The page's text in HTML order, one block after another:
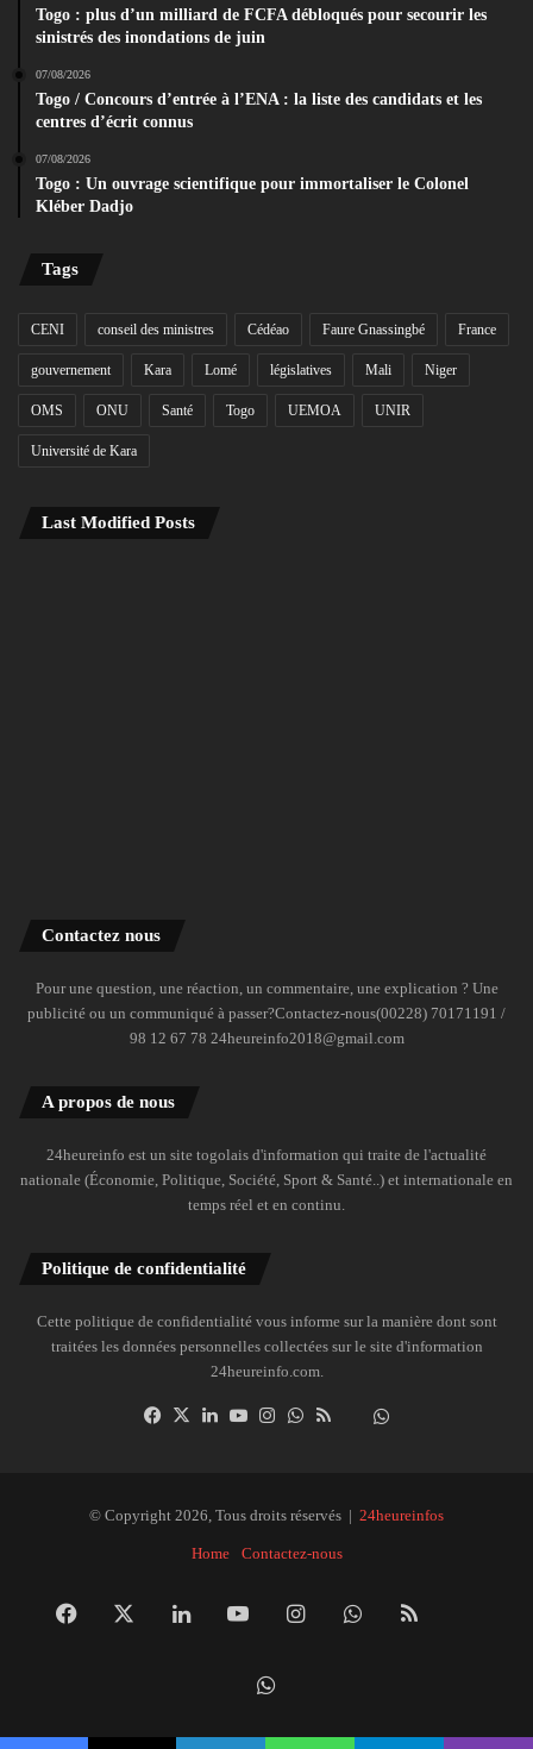
Togo : plus d’un milliard de FCFA débloqués pour secourir les
sinistrés des inondations de juin
07/08/2026
Togo / Concours d’entrée à l’ENA : la liste des candidats et les
centres d’écrit connus
07/08/2026
Togo : Un ouvrage scientifique pour immortaliser le Colonel
Kléber Dadjo
Tags
CENI conseil des ministres Cédéao Faure Gnassingbé France
gouvernement Kara Lomé législatives Mali Niger
OMS ONU Santé Togo UEMOA UNIR
Université de Kara
Last Modified Posts
Contactez nous
Pour une question, une réaction, un commentaire, une explication ? Une
publicité ou un communiqué à passer?Contactez-nous(00228) 70171191 /
98 12 67 78 24heureinfo2018@gmail.com
A propos de nous
24heureinfo est un site togolais d'information qui traite de l'actualité
nationale (Économie, Politique, Société, Sport & Santé..) et internationale en
temps réel et en continu.
Politique de confidentialité
Cette politique de confidentialité vous informe sur la manière dont sont
traitées les données personnelles collectées sur le site d'information
24heureinfo.com.
Facebook
X LinkedinYouTubeInstagramWhatsAppDailymotion
© Copyright 2026, Tous droits réservés | 24heureinfos
Home Contactez-nous
Facebook LinkedinYouTubeInstagramWhatsApp
RSS
la